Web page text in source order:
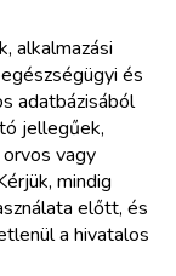
alkalmazási
és
adatbázisából
jellegűek,
vagy
mindig
előtt, és
a hivatalos